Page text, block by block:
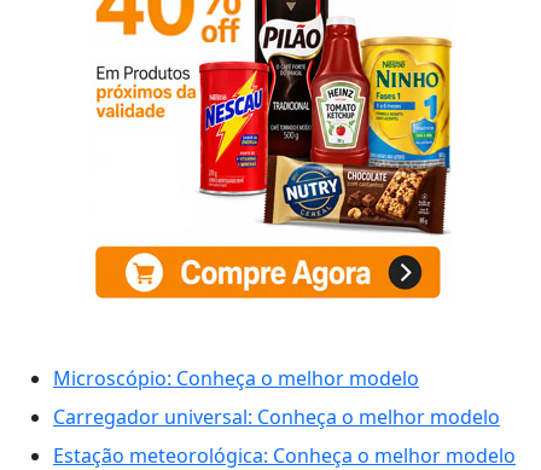
Microscópio: Conheça o melhor modelo
Carregador universal: Conheça o melhor modelo
Estação meteorológica: Conheça o melhor modelo